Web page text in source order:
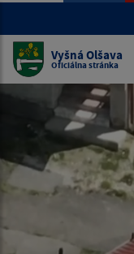
Vyšná Olšava
Oficiálna stránka